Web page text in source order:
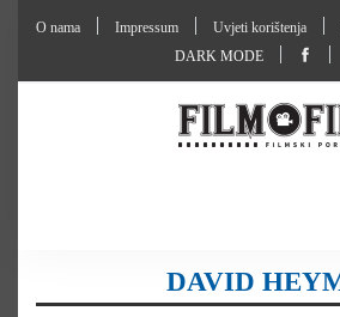
O nama Impressum Uvjeti korištenja
DARK MODE
DAVID